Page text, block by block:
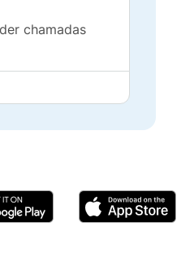
chamadas
para